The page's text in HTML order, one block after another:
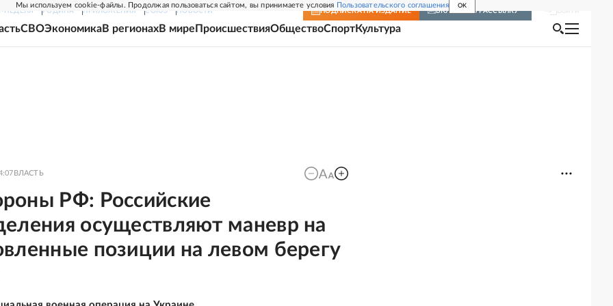
Мы используем cookie-файлы. Продолжая пользоваться сайтом, вы принимаете условия Пользовательского соглашения OK
НЕДЕЛЯ РОДИНА ПРИЛОЖЕНИЯ СОЮЗ НОВОСТИ ПОДПИСКА НА ИЗДАНИЕ ВКЛЮЧИТЬ РАССЫЛКУ
СВОЭкономикаВ регионахВ мире ПроисшествияОбществоСпортКультура
ВЛАСТЬ
РФ: Российские
осуществляют маневр на
позиции на левом берегу